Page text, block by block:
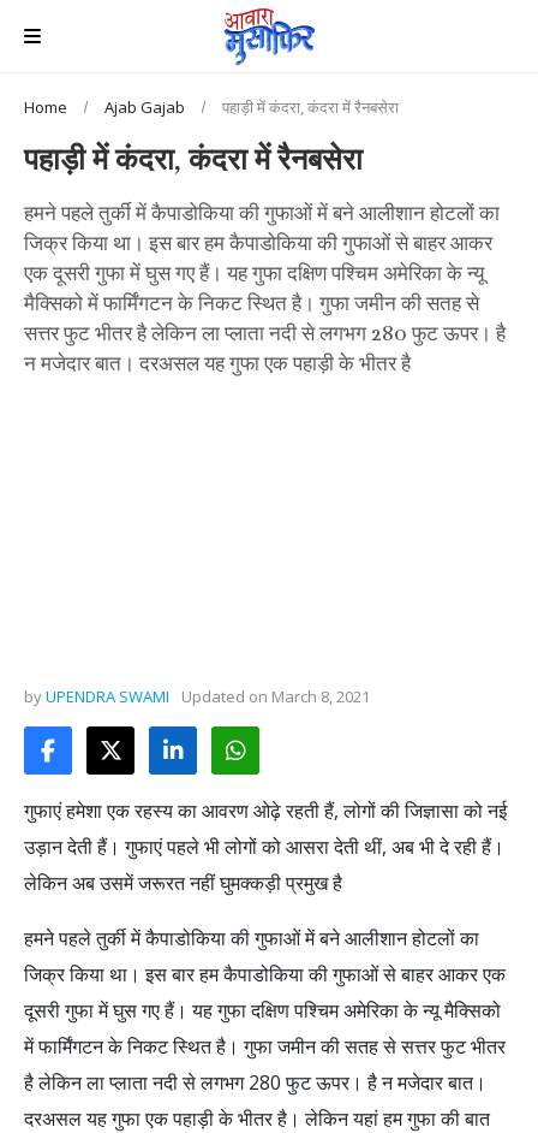
Home Ajab Gajab पहाड़ी में कंदरा, कंदरा में रैनबसेरा
पहाड़ी में कंदरा, कंदरा में रैनबसेरा
हमने पहले तुर्की में कैपाडोकिया की गुफाओं में बने आलीशान होटलों का
जिक्र किया था। इस बार हम कैपाडोकिया की गुफाओं से बाहर आकर
एक दूसरी गुफा में घुस गए हैं। यह गुफा दक्षिण पश्चिम अमेरिका के न्यू
मैक्सिको में फार्मिंगटन के निकट स्थित है। गुफा जमीन की सतह से
सत्तर फुट भीतर है लेकिन ला प्लाता नदी से लगभग 280 फुट ऊपर। है
न मजेदार बात। दरअसल यह गुफा एक पहाड़ी के भीतर है
byUPENDRA SWAMI Updated on March 8, 2021
गुफाएं हमेशा एक रहस्य का आवरण ओढ़े रहती हैं, लोगों की जिज्ञासा को नई
उड़ान देती हैं। गुफाएं पहले भी लोगों को आसरा देती थीं, अब भी दे रही हैं।
लेकिन अब उसमें जरूरत नहीं घुमक्कड़ी प्रमुख है
हमने पहले तुर्की में कैपाडोकिया की गुफाओं में बने आलीशान होटलों का
जिक्र किया था। इस बार हम कैपाडोकिया की गुफाओं से बाहर आकर एक
दूसरी गुफा में घुस गए हैं। यह गुफा दक्षिण पश्चिम अमेरिका के न्यू मैक्सिको
में फार्मिंगटन के निकट स्थित है। गुफा जमीन की सतह से सत्तर फुट भीतर
है लेकिन ला प्लाता नदी से लगभग 280 फुट ऊपर। है न मजेदार बात।
दरअसल यह गुफा एक पहाड़ी के भीतर है। लेकिन यहां हम गुफा की बात